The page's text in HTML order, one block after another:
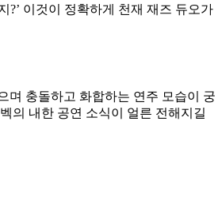
?’ 이것이 정확하게 천재 재즈 듀오가
며 충돌하고 화합하는 연주 모습이 궁
의 내한 공연 소식이 얼른 전해지길